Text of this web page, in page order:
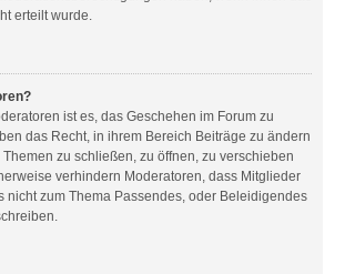
erteilt wurde.
ist es, das Geschehen im Forum zu
das Recht, in ihrem Bereich Beiträge zu ändern
zu schließen, zu öffnen, zu verschieben
verhindern Moderatoren, dass Mitglieder
nicht zum Thema Passendes, oder Beleidigendes